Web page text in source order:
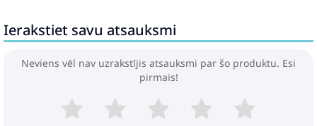
Ierakstiet savu atsauksmi
Neviens vēl nav uzrakstījis atsauksmi par šo produktu. Esi
pirmais!